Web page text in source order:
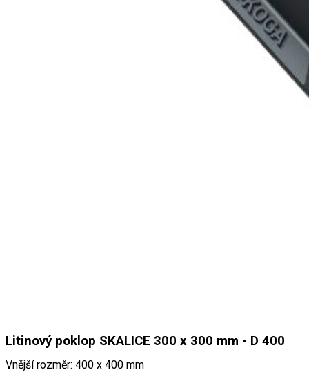
Litinový poklop SKALICE 300 x 300 mm - D 400
Vnější rozměr: 400 x 400 mm